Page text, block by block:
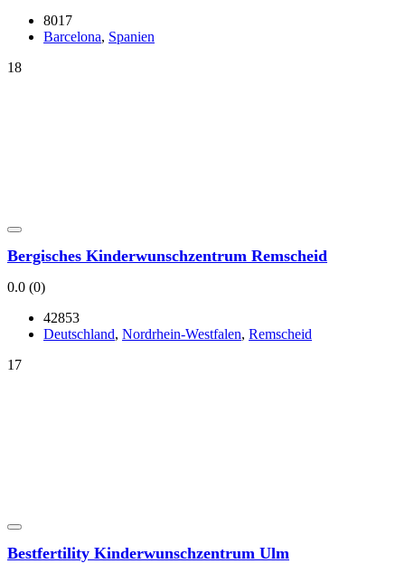
8017
Bar­ce­lo­na, Spa­ni­en
18
Ber­gi­sches Kin­der­wunsch­zen­trum Rem­scheid
0.0 (0)
42853
Deutsch­land, Nord­rhein-West­fa­len, Rem­scheid
17
Best­fer­ti­li­ty Kin­der­wunsch­zen­trum Ulm